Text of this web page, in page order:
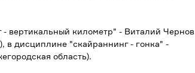
вертикальный километр" - Виталий Чернов
в дисциплине "скайраннинг - гонка" -
область).